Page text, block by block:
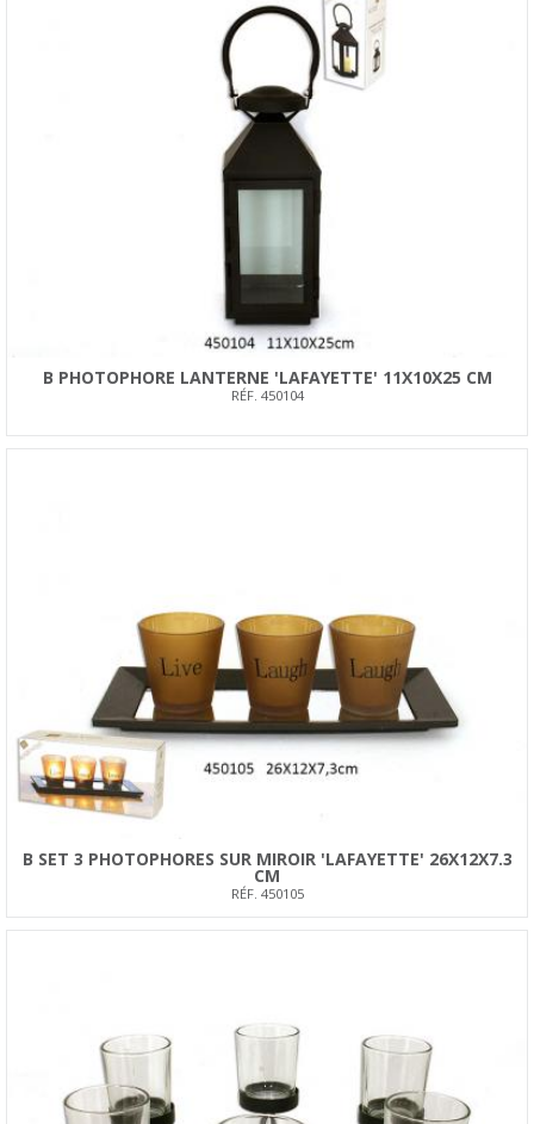
B PHOTOPHORE LANTERNE 'LAFAYETTE' 11X10X25 CM
RÉF. 450104
B SET 3 PHOTOPHORES SUR MIROIR 'LAFAYETTE' 26X12X7.3
CM
RÉF. 450105